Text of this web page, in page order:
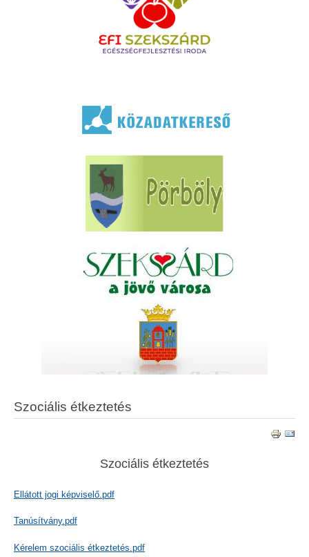
Szociális étkeztetés
Szociális étkeztetés
Ellátott jogi képviselő.pdf
Tanúsítvány.pdf
Kérelem szociális étkeztetés.pdf